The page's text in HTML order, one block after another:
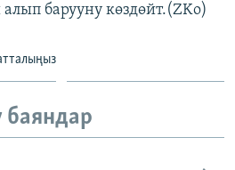
барууну көздөйт.(ZKo)